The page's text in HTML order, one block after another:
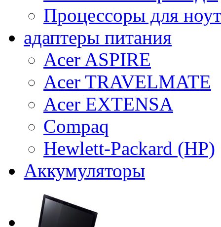
Процессоры для
адаптеры питания
Acer ASPIRE
Acer TRAVELMATE
Acer EXTENSA
Compaq
Hewlett-Packard (HP)
Аккумуляторы